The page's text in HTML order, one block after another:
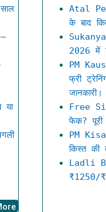
Atal
के बाद
2026 में
PM
फ्री
जानकारी।
Free
फेक? पूरी
PM
किस्त की
Ladli
₹1250/